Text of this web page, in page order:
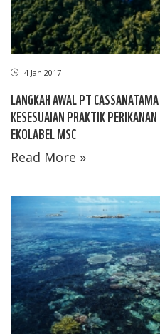
4 Jan 2017
LANGKAH AWAL PT
KESESUAIAN PRAKTIK
EKOLABEL MSC
Read More »